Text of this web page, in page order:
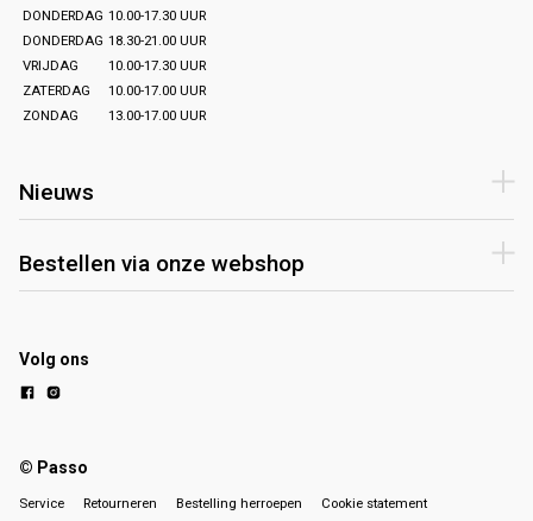
DONDERDAG 10.00-17.30 UUR
DONDERDAG 18.30-21.00 UUR
VRIJDAG
10.00-17.30 UUR
ZATERDAG
10.00-17.00 UUR
ZONDAG
13.00-17.00 UUR
Nieuws
Bestellen via onze webshop
Volg ons
© Passo
Service Retourneren Bestelling herroepen Cookie statement